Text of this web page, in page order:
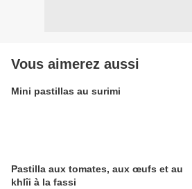
Vous aimerez aussi
Mini pastillas au surimi
Pastilla aux tomates, aux œufs et au
khlîi à la fassi